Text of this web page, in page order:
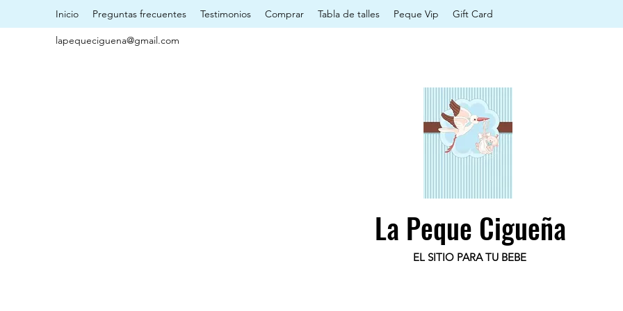
Inicio Preguntas frecuentes Testimonios Comprar Tabla de talles Peque Vip Gift Card
lapequeciguena@gmail.com
La Peque Cigueña
EL SITIO PARA TU BEBE